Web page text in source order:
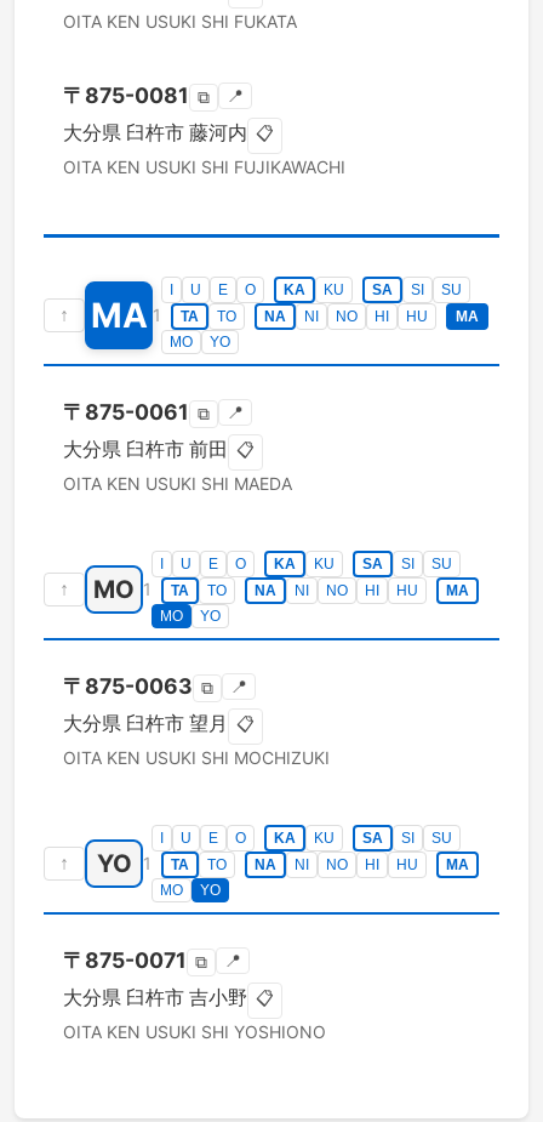
OITA KEN USUKI SHI FUKATA
〒 875-0081 ⧉ 📍
大分県 臼杵市 藤河内 📋
OITA KEN USUKI SHI FUJIKAWACHI
↑ MA 1
U E O KA KU SA SI
SU
TA
TO NA NI NO HI HU
MA
MO
YO
〒 875-0061 ⧉ 📍
大分県 臼杵市 前田 📋
OITA KEN USUKI SHI MAEDA
↑ MO 1
U E O KA KU SA SI
SU
TA
TO NA NI NO HI HU
MA
MO
YO
〒 875-0063 ⧉ 📍
大分県 臼杵市 望月 📋
OITA KEN USUKI SHI MOCHIZUKI
↑ YO 1
U E O KA KU SA SI
SU
TA
TO NA NI NO HI HU
MA
MO
YO
〒 875-0071 ⧉ 📍
大分県 臼杵市 吉小野 📋
OITA KEN USUKI SHI YOSHIONO